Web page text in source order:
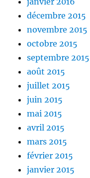
décembre 2015
novembre 2015
octobre 2015
septembre 2015
août 2015
juillet 2015
juin 2015
mai 2015
avril 2015
mars 2015
février 2015
janvier 2015